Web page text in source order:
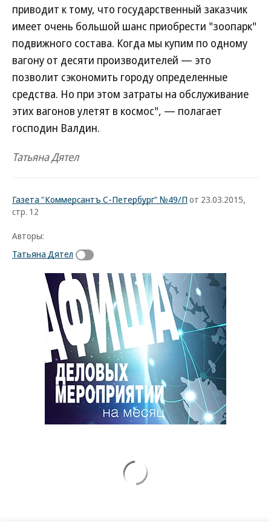
приводит к тому, что государственный заказчик
имеет очень большой шанс приобрести "зоопарк"
подвижного состава. Когда мы купим по одному
вагону от десяти производителей — это
позволит сэкономить городу определенные
средства. Но при этом затраты на обслуживание
этих вагонов улетят в космос", — полагает
господин Валдин.
Татьяна Дятел
Газета "Коммерсантъ С-Петербург" №49/П от 23.03.2015,
стр. 12
Авторы:
Татьяна Дятел